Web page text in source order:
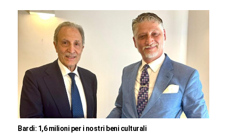
Bardi: 1,6 milioni per i nostri beni culturali